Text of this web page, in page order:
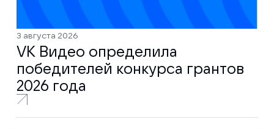
3 августа 2026
VK Видео определила
победителей конкурса грантов
2026 года